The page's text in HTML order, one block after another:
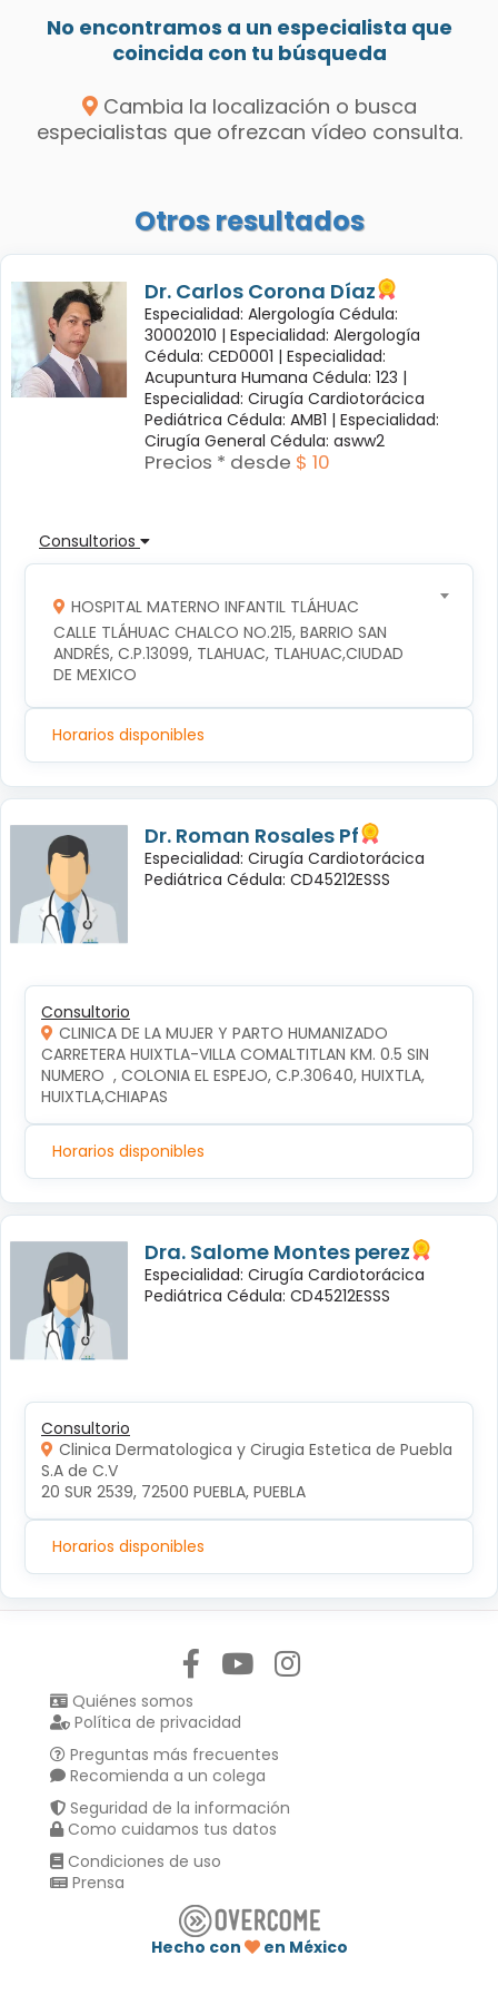
No encontramos a un especialista que
coincida con tu búsqueda
Cambia la localización o busca
especialistas que ofrezcan vídeo consulta.
Otros resultados
Dr. Carlos Corona Díaz
Especialidad: Alergología Cédula:
30002010 | Especialidad: Alergología
Cédula: CED0001 | Especialidad:
Acupuntura Humana Cédula: 123 |
Especialidad: Cirugía Cardiotorácica
Pediátrica Cédula: AMB1 | Especialidad:
Cirugía General Cédula: asww2
Precios * desde $ 10
Consultorios
HOSPITAL MATERNO INFANTIL TLÁHUAC
CALLE TLÁHUAC CHALCO NO.215, BARRIO SAN
ANDRÉS, C.P.13099, TLAHUAC, TLAHUAC,CIUDAD
DE MEXICO
Horarios disponibles
Dr. Roman Rosales Pf
Especialidad: Cirugía Cardiotorácica
Pediátrica Cédula: CD45212ESSS
Consultorio
CLINICA DE LA MUJER Y PARTO HUMANIZADO
CARRETERA HUIXTLA-VILLA COMALTITLAN KM. 0.5 SIN
NUMERO  , COLONIA EL ESPEJO, C.P.30640, HUIXTLA,
HUIXTLA,CHIAPAS
Horarios disponibles
Dra. Salome Montes perez
Especialidad: Cirugía Cardiotorácica
Pediátrica Cédula: CD45212ESSS
Consultorio
Clinica Dermatologica y Cirugia Estetica de Puebla
S.A de C.V
20 SUR 2539, 72500 PUEBLA, PUEBLA
Horarios disponibles
Quiénes somos
Política de privacidad
Preguntas más frecuentes
Recomienda a un colega
Seguridad de la información
Como cuidamos tus datos
Condiciones de uso
Prensa
Hecho con
en México